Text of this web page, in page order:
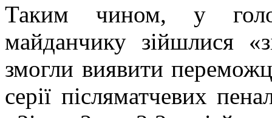
Таким чином, у
майданчику зійшлися
змогли виявити
серії післяматчевих